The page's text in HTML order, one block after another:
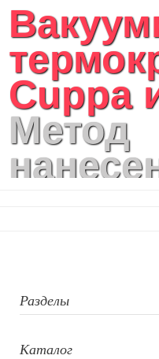
Cuppa
Метод
Разделы
Каталог